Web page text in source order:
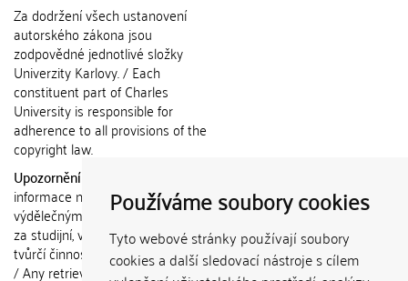
Používáme soubory cookies
Tyto webové stránky používají soubory
cookies a další sledovací nástroje s cílem
Za dodržení všech ustanovení
autorského zákona jsou
zodpovědné jednotlivé složky
Univerzity Karlovy. / Each
constituent part of Charles
University is responsible for
adherence to all provisions of the
copyright law.
Upozornění / Notice:
informace nemohou být použity k
výdělečným účelům nebo vydávány
za studijní, vědeckou nebo jinou
tvůrčí činnost jiné osoby než autora.
/ Any retrieved information shall not